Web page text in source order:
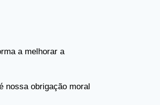
a melhorar a
nossa obrigação moral